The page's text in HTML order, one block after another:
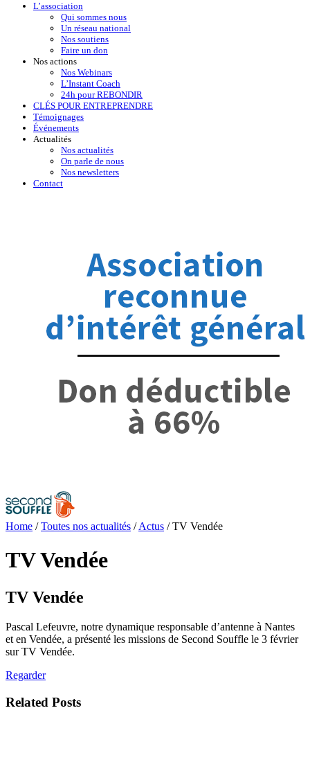
L’association
Qui sommes nous
Un réseau national
Nos soutiens
Faire un don
Nos actions
Nos Webinars
L’Instant Coach
24h pour REBONDIR
CLÉS POUR ENTREPRENDRE
Témoignages
Événements
Actualités
Nos actualités
On parle de nous
Nos newsletters
Contact
Home / Toutes nos actualités / Actus /TV Vendée
TV Vendée
TV Vendée
Pascal Lefeuvre, notre dynamique responsable d’antenne à Nantes
et en Vendée, a présenté les missions de Second Souffle le 3 février
sur TV Vendée.
Regarder
Related Posts